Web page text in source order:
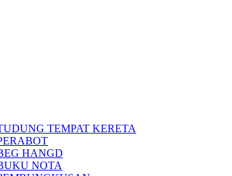
TEMPAT KERETA
HANGD
NOTA